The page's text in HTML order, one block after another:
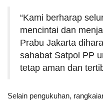
“Kami berharap
mencintai dan
Prabu Jakarta
sahabat Satpol PP
tetap aman dan
Selain pengukuhan,